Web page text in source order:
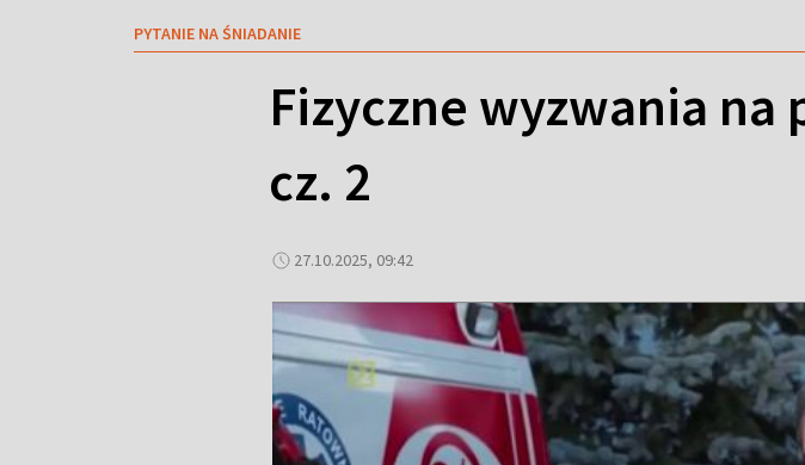
PYTANIE NA ŚNIADANIE
Fizyczne wyzwania
cz. 2
27.10.2025, 09:42